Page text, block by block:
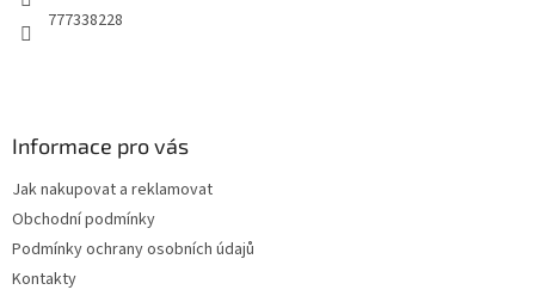
777338228
Informace pro vás
Jak nakupovat a reklamovat
Obchodní podmínky
Podmínky ochrany osobních údajů
Kontakty